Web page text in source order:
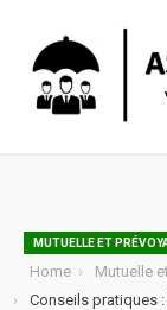
MUTUELLE ET
Home
Mutuelle
Conseils pratiques